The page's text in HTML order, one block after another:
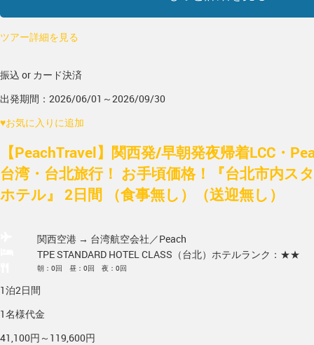
ツアー詳細を見る
振込 or カード決済
出発期間：2026/06/01～2026/09/30
♥お気に入りに追加
【PeachTravel】関西発/早朝発夜帰着LCC・
台湾・台北旅行！ お手頃価格！『台北市内ス
ホテル』 2日間 （食事無し）（送迎無し）
関西空港 → 台湾航空会社／Peach
TPE STANDARD HOTEL CLASS（台北） ホテルランク：★★
朝：0回 昼：0回 夜：0回
1泊2日間
1名様代金
41,100円～119,600円